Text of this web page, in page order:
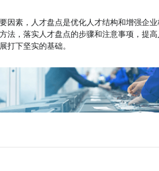
因素，人才盘点是优化人才结构和增强企
法，落实人才盘点的步骤和注意事项，提
打下坚实的基础。